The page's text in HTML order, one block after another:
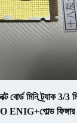
বোর্ড মিনি ট্র্যাক 3/3
ENIG+গোল্ড ফিঙ্গার